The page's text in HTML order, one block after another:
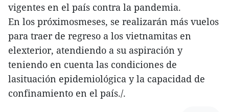
vigentes en el país contra la pandemia.
En los próximosmeses, se realizarán más vuelos
para traer de regreso a los vietnamitas en
elexterior, atendiendo a su aspiración y
teniendo en cuenta las condiciones de
lasituación epidemiológica y la capacidad de
confinamiento en el país./.